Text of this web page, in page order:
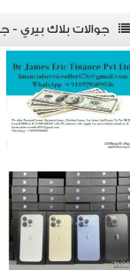
جوالات بلاك بيري -